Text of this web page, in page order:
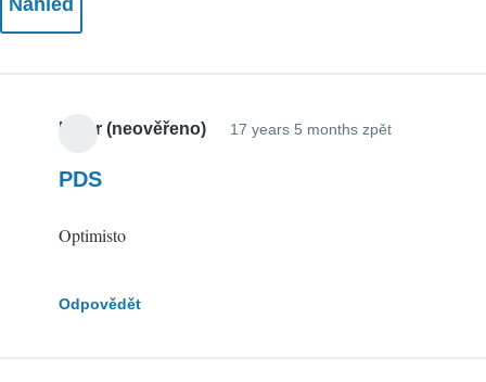
Libor (neověřeno) 17 years 5 months zpět
PDS
Optimisto
Odpovědět